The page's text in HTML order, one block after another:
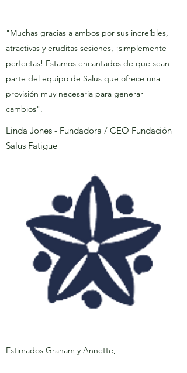
"Muchas gracias a ambos por sus increíbles,
atractivas y eruditas sesiones, ¡simplemente
perfectas! Estamos encantados de que sean
parte del equipo de Salus que ofrece una
provisión muy necesaria para generar
cambios".
Linda Jones - Fundadora / CEO Fundación
Salus Fatigue
Estimados Graham y Annette,